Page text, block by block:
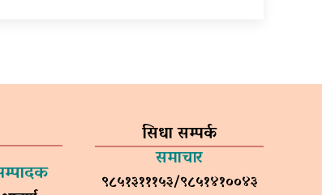
सिधा सम्पर्क
समाचार
९८५१३१११५३/९८५१४१००४३